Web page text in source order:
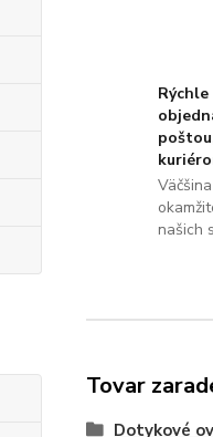
našich
Tovar
Dotykové